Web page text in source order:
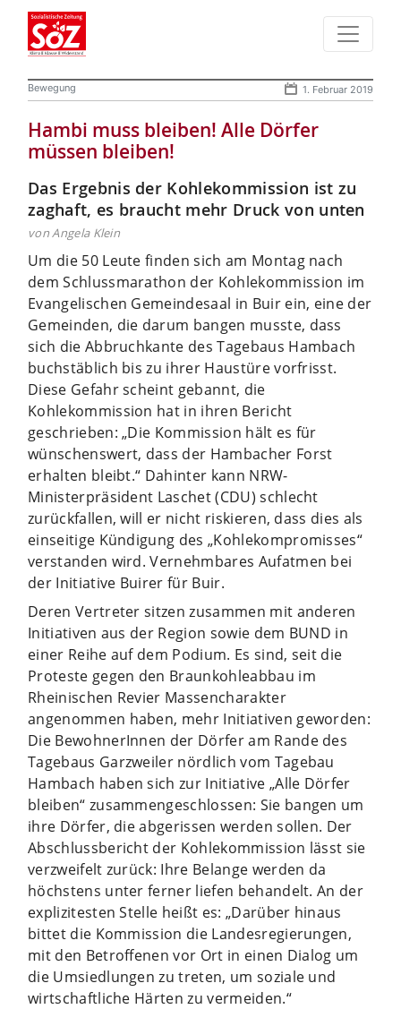
Bewegung 1. Februar 2019
Hambi muss bleiben! Alle Dörfer
müssen bleiben!
Das Ergebnis der Kohlekommission ist zu
zaghaft, es braucht mehr Druck von unten
von Angela Klein
Um die 50 Leute finden sich am Montag nach
dem Schlussmarathon der Kohlekommission im
Evangelischen Gemeindesaal in Buir ein, eine der
Gemeinden, die darum bangen musste, dass
sich die Abbruchkante des Tagebaus Hambach
buchstäblich bis zu ihrer Haustüre vorfrisst.
Diese Gefahr scheint gebannt, die
Kohlekommission hat in ihren Bericht
geschrieben: „Die Kommission hält es für
wünschenswert, dass der Hambacher Forst
erhalten bleibt.“ Dahinter kann NRW-
Ministerpräsident Laschet (CDU) schlecht
zurückfallen, will er nicht riskieren, dass dies als
einseitige Kündigung des „Kohlekompromisses“
verstanden wird. Vernehmbares Aufatmen bei
der Initiative Buirer für Buir.
Deren Vertreter sitzen zusammen mit anderen
Initiativen aus der Region sowie dem BUND in
einer Reihe auf dem Podium. Es sind, seit die
Proteste gegen den Braunkohleabbau im
Rheinischen Revier Massencharakter
angenommen haben, mehr Initiativen geworden:
Die BewohnerInnen der Dörfer am Rande des
Tagebaus Garzweiler nördlich vom Tagebau
Hambach haben sich zur Initiative „Alle Dörfer
bleiben“ zusammengeschlossen: Sie bangen um
ihre Dörfer, die abgerissen werden sollen. Der
Abschlussbericht der Kohlekommission lässt sie
verzweifelt zurück: Ihre Belange werden da
höchstens unter ferner liefen behandelt. An der
explizitesten Stelle heißt es: „Darüber hinaus
bittet die Kommission die Landesregierungen,
mit den Betroffenen vor Ort in einen Dialog um
die Umsiedlungen zu treten, um soziale und
wirtschaftliche Härten zu vermeiden.“